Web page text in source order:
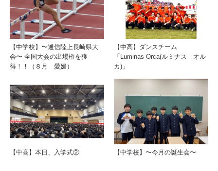
【中学校】〜通信陸上長崎県大
会〜 全国大会の出場権を獲
得！！（８月 愛媛）
【中高】ダンスチーム
「Luminas Orca(ルミナス オル
カ)」
【中高】本日、入学式② 【中学校】〜今月の誕生会〜